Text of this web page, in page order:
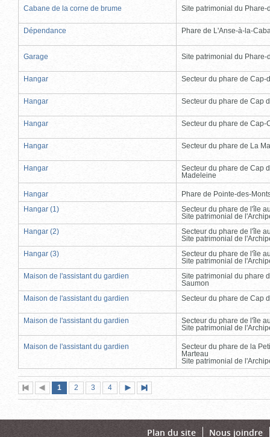
Cabane de la corne de brume Site patrimonial du Phare-
Dépendance Phare de L'Anse-à-la-
Garage Site patrimonial du Phare-
Hangar Secteur du phare de Cap-
Hangar Secteur du phare de Cap
Hangar Secteur du phare de Cap-
Hangar Secteur du phare de La
Hangar
Secteur du phare de Cap
Madeleine
Hangar
Phare de Pointe-des-
Hangar (1)
Secteur du phare de l'île
Site patrimonial de
Hangar (2)
Secteur du phare de l'île
Site patrimonial de
Hangar (3)
Secteur du phare de l'île
Site patrimonial de
Maison de l'assistant du gardien
Site patrimonial du phare
Saumon
Maison de l'assistant du gardien
Secteur du phare de Cap
Maison de l'assistant du gardien
Secteur du phare de l'île
Site patrimonial de
Maison de l'assistant du gardien
Secteur du phare de la
Marteau
Site patrimonial de
Première
page
Page
précédente
Page
1 (page
actuelle)
Page
2 Page
3 Page
4
suivante
page
Plan du site Nous joindre